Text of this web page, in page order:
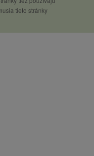
tieto stránky